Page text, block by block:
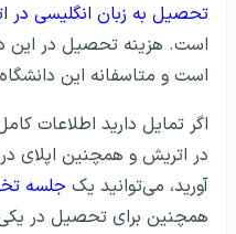
تحصیل به زبان انگلیسی در
است و متاسفانه این
اگر تمایل دارید اطلاعات
در اتریش و همچنین اپلای
آورید، می‌توانید یک جلسه
همچنین برای تحصیل در یکی